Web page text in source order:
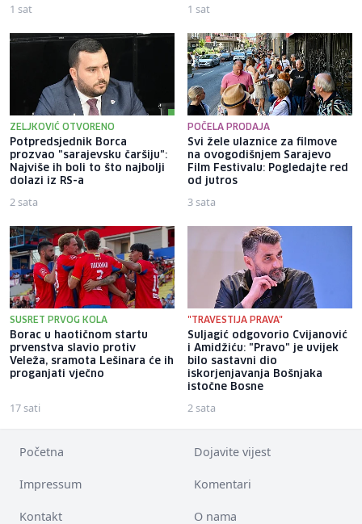
1 sat 1 sat
ZELJKOVIĆ OTVORENO
Potpredsjednik Borca
prozvao "sarajevsku čaršiju":
Najviše ih boli to što najbolji
dolazi iz RS-a
2 sata
POČELA PRODAJA
Svi žele ulaznice za filmove
na ovogodišnjem Sarajevo
Film Festivalu: Pogledajte red
od jutros
3 sata
SUSRET PRVOG KOLA
Borac u haotičnom startu
prvenstva slavio protiv
Veleža, sramota Lešinara će ih
proganjati vječno
17 sati
"TRAVESTIJA PRAVA"
Suljagić odgovorio Cvijanović
i Amidžiću: "Pravo" je uvijek
bilo sastavni dio
iskorjenjavanja Bošnjaka
istočne Bosne
2 sata
Početna Dojavite vijest
Impressum Komentari
Kontakt O nama